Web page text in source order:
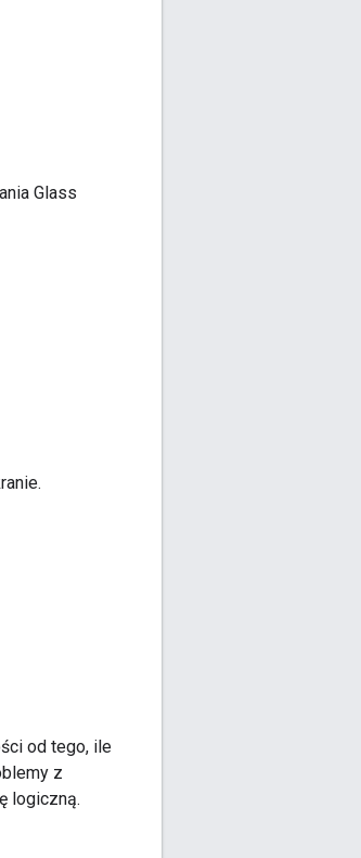
Glass
od tego, ile
z
logiczną.